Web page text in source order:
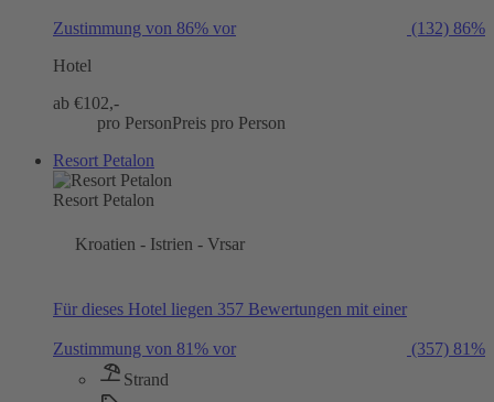
Zustimmung von 86% vor (132) 86%
Hotel
ab €102,-
pro PersonPreis pro Person
Resort Petalon
Resort Petalon
Kroatien - Istrien - Vrsar
Für dieses Hotel liegen 357 Bewertungen mit einer
Zustimmung von 81% vor (357) 81%
Strand